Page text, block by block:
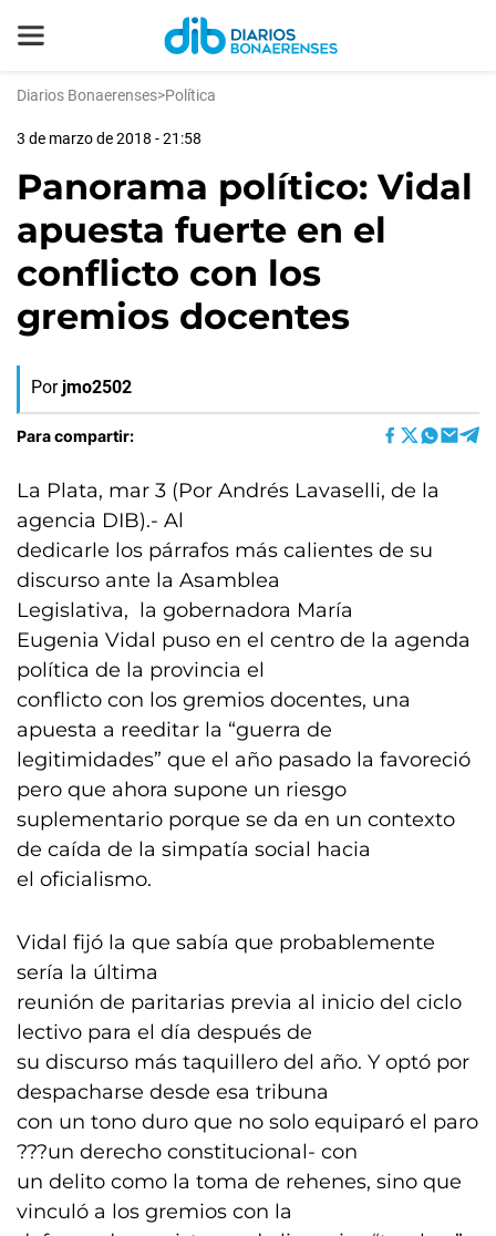
Diarios Bonaerenses>Política
3 de marzo de 2018 - 21:58
Panorama político: Vidal
apuesta fuerte en el
conflicto con los
gremios docentes
Por jmo2502
Para compartir:
La Plata, mar 3 (Por Andrés Lavaselli, de la
agencia DIB).- Al
dedicarle los párrafos más calientes de su
discurso ante la Asamblea
Legislativa, la gobernadora María
Eugenia Vidal puso en el centro de la agenda
política de la provincia el
conflicto con los gremios docentes, una
apuesta a reeditar la “guerra de
legitimidades” que el año pasado la favoreció
pero que ahora supone un riesgo
suplementario porque se da en un contexto
de caída de la simpatía social hacia
el oficialismo.
Vidal fijó la que sabía que probablemente
sería la última
reunión de paritarias previa al inicio del ciclo
lectivo para el día después de
su discurso más taquillero del año. Y optó por
despacharse desde esa tribuna
con un tono duro que no solo equiparó el paro
???un derecho constitucional- con
un delito como la toma de rehenes, sino que
vinculó a los gremios con la